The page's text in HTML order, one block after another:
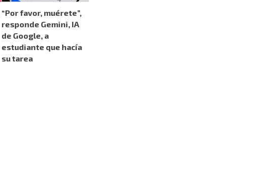
“Por favor, muérete”,
responde Gemini, IA
de Google, a
estudiante que hacía
su tarea